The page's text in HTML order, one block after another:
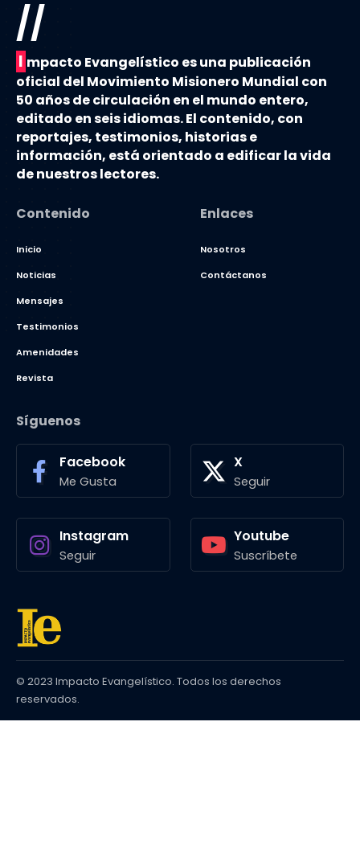
//
I mpacto Evangelístico es una publicación
oficial del Movimiento Misionero Mundial con
50 años de circulación en el mundo entero,
editado en seis idiomas. El contenido, con
reportajes, testimonios, historias e
información, está orientado a edificar la vida
de nuestros lectores.
Contenido
Inicio
Noticias
Mensajes
Testimonios
Amenidades
Revista
Enlaces
Nosotros
Contáctanos
Síguenos
Facebook
Me Gusta
X
Seguir
Instagram
Seguir
Youtube
Suscríbete
© 2023 Impacto Evangelístico. Todos los derechos
reservados.